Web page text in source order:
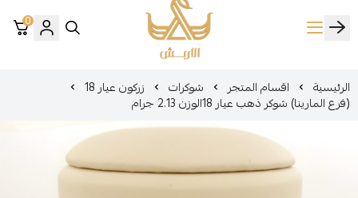
الأربش للذهب
0
الرئيسية اقسام المتجر شوكرات زركون عيار 18
(فرع المارينا) شوكر ذهب عيار 18الوزن 2.13 جرام